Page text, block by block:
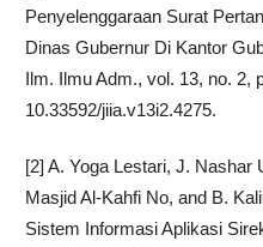
Penyelenggaraan Surat
Dinas Gubernur Di Kantor
Ilm. Ilmu Adm., vol. 13, no. 2,
10.33592/jiia.v13i2.4275.
[2] A. Yoga Lestari, J. Nashar
Masjid Al-Kahfi No, and B.
Sistem Informasi Aplikasi